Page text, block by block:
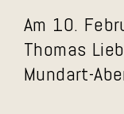
Am 10.
Thomas
Mundart-